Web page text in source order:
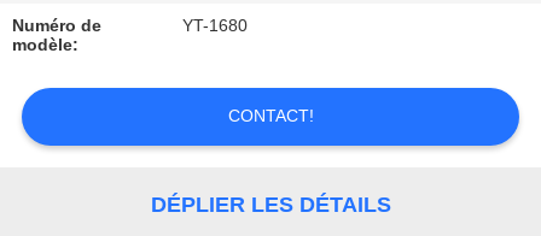
CONTACTEZ-
NOUS
DEMANDEZ
CITATION
Numéro de
modèle:
YT-1680
CONTACT!
DÉPLIER LES DÉTAILS